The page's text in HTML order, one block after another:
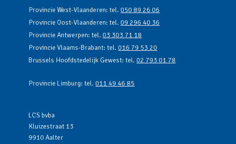
Provincie West-Vlaanderen: tel.050 89 26 06
Provincie Oost-Vlaanderen: tel.09 296 40 36
Provincie Antwerpen: tel.03 303 71 18
Provincie Vlaams-Brabant: tel.016 79 53 20
Brussels Hoofdstedelijk Gewest: tel.02 793 01 78
Provincie Limburg: tel.011 49 46 85
LCS bvba
Kluizestraat 13
9910 Aalter